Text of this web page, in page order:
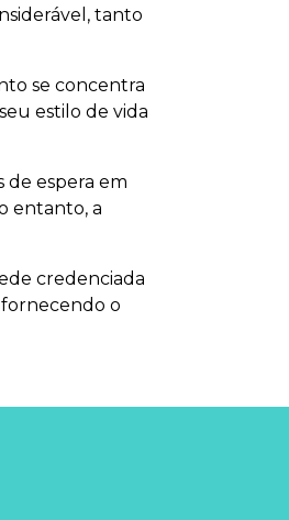
tanto
se concentra
estilo de vida
espera em
entanto, a
credenciada
fornecendo o